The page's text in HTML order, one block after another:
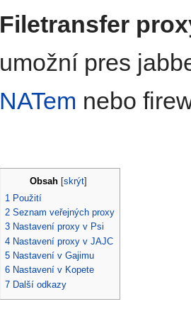
Filetransfer
umožní pres
NATem nebo
Obsah [skrýt]
1 Použití
2 Seznam veřejných proxy
3 Nastavení proxy v Psi
4 Nastavení proxy v JAJC
5 Nastavení v Gajimu
6 Nastavení v Kopete
7 Další odkazy